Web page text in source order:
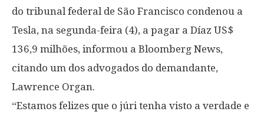
do tribunal federal de São Francisco condenou a
Tesla, na segunda-feira (4), a pagar a Díaz US$
136,9 milhões, informou a Bloomberg News,
citando um dos advogados do demandante,
Lawrence Organ.
“Estamos felizes que o júri tenha visto a verdade e